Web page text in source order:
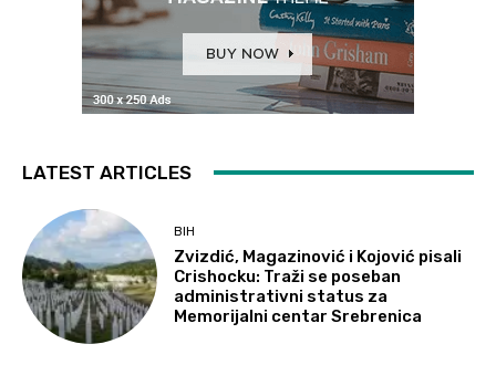
LATEST ARTICLES
BIH
Zvizdić, Magazinović i Kojović pisali
Crishocku: Traži se poseban
administrativni status za
Memorijalni centar Srebrenica